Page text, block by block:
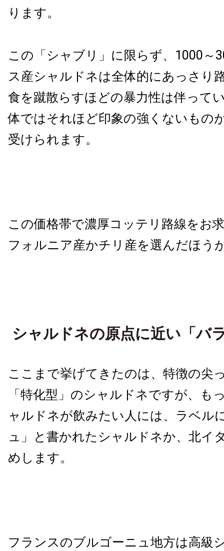
ります。
この「シャブリ」に限らず、1000～
ス産シャルドネは全体的にあっさり
食を蹴散らすほどの暴力性は伴って
体ではそれほど印象の強くないもの
受けられます。
この価格帯で濃厚コッテリ路線をお
フォルニア産かチリ産を選んだほう
シャルドネの原点に近い「バ
ここまで挙げてきたのは、特徴の尖
「特化型」のシャルドネですが、も
ャルドネが飲みたい人には、ラベル
ュ」と書かれたシャルドネか、北イ
めします。
フランスのブルゴーニュ地方は高級